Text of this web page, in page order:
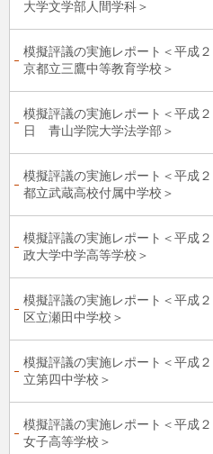
大学文学部人間学科＞
模擬評議の実施レポート＜平成
京都立三鷹中等教育学校＞
模擬評議の実施レポート＜平成
日 青山学院大学法学部＞
模擬評議の実施レポート＜平成
都立武蔵高校付属中学校＞
模擬評議の実施レポート＜平成
政大学中学高等学校＞
模擬評議の実施レポート＜平成
区立瀬田中学校＞
模擬評議の実施レポート＜平成
立第四中学校＞
模擬評議の実施レポート＜平成
女子高等学校＞